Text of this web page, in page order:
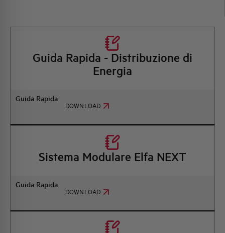
Guida Rapida - Distribuzione di
Energia
Guida Rapida
DOWNLOAD
Sistema Modulare Elfa NEXT
Guida Rapida
DOWNLOAD